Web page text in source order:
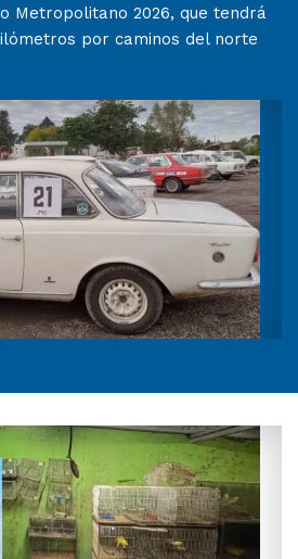
Metropolitano 2026, que tendrá
por caminos del norte